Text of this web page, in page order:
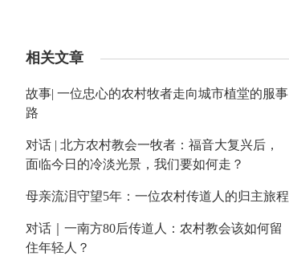
相关文章
故事| 一位忠心的农村牧者走向城市植堂的服事
路
对话 | 北方农村教会一牧者：福音大复兴后，
面临今日的冷淡光景，我们要如何走？
母亲流泪守望5年：一位农村传道人的归主旅程
对话｜一南方80后传道人：农村教会该如何留
住年轻人？